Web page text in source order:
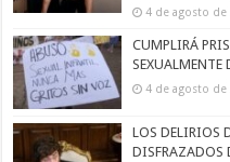
4 de agosto de
CUMPLIRÁ
4 de agosto de
LOS DELIRIOS
DISFRAZADOS